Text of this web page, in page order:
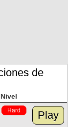
de
Nivel
Hard Play